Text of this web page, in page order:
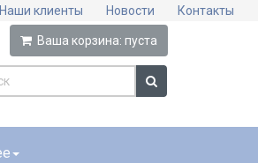
Наши клиенты Новости Контакты
Ваша корзина: пуста